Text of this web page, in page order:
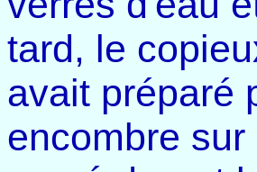
tard, le
avait préparé
encombre